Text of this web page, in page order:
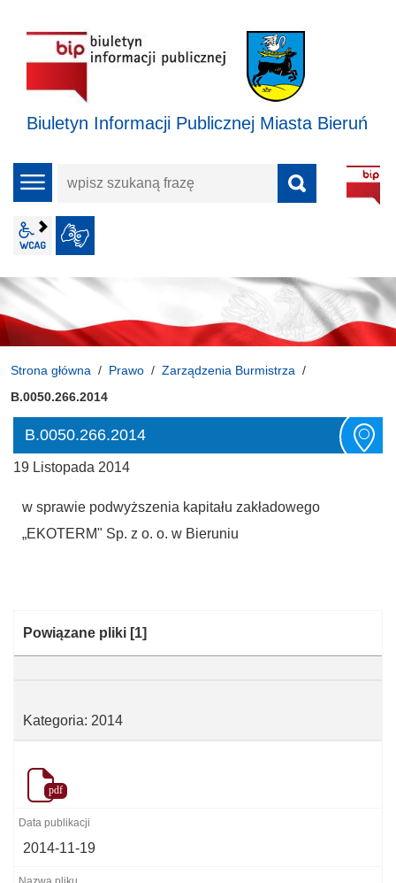
Biuletyn Informacji Publicznej Miasta Bieruń
menu
wpisz
frazę
wcag2.1
Strona główna Prawo
Zarządzenia Burmistrza
B.0050.266.2014
B.0050.266.2014
19 Listopada 2014
w sprawie podwyższenia kapitału zakładowego
„EKOTERM" Sp. z o. o. w Bieruniu
Kategoria:
Powiązane pliki [1]
Kategoria: 2014
pdf
2014-11-19